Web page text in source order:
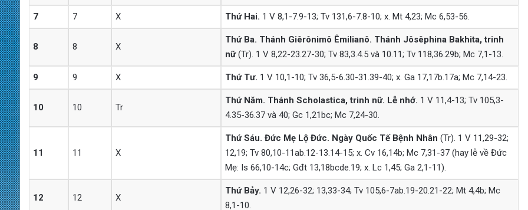
7 7 X Thứ Hai. 1 V 8,1-7.9-13; Tv 131,6-7.8-10; x. Mt 4,23; Mc 6,53-56.
8 8 X
Thứ Ba. Thánh Giêrônimô Êmilianô. Thánh Jôsêphina Bakhita, trinh
nữ(Tr). 1 V 8,22-23.27-30; Tv 83,3.4.5 và 10.11; Tv 118,36.29b; Mc 7,1-13.
9 9 X Thứ Tư. 1 V 10,1-10; Tv 36,5-6.30-31.39-40; x. Ga 17,17b.17a; Mc 7,14-23.
10 10 Tr
Thứ Năm. Thánh Scholastica, trinh nữ. Lễ nhớ. 1 V 11,4-13; Tv 105,3-
4.35-36.37 và 40; Gc 1,21bc; Mc 7,24-30.
11 11 X
Thứ Sáu. Đức Mẹ Lộ Đức. Ngày Quốc Tế Bệnh Nhân (Tr). 1 V 11,29-32;
12,19; Tv 80,10-11ab.12-13.14-15; x. Cv 16,14b; Mc 7,31-37 (hay lễ về Đức
Mẹ: Is 66,10-14c; Gđt 13,18bcde.19; x. Lc 1,45; Ga 2,1-11).
12 12 X
Thứ Bảy. 1 V 12,26-32; 13,33-34; Tv 105,6-7ab.19-20.21-22; Mt 4,4b; Mc
8,1-10.